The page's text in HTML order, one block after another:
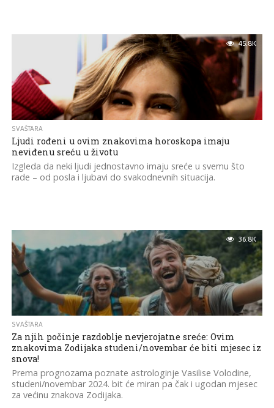
45.8K
SVAŠTARA
Ljudi rođeni u ovim znakovima horoskopa imaju
neviđenu sreću u životu
Izgleda da neki ljudi jednostavno imaju sreće u svemu što
rade – od posla i ljubavi do svakodnevnih situacija.
36.8K
SVAŠTARA
Za njih počinje razdoblje nevjerojatne sreće: Ovim
znakovima Zodijaka studeni/novembar će biti mjesec iz
snova!
Prema prognozama poznate astrologinje Vasilise Volodine,
studeni/novembar 2024. bit će miran pa čak i ugodan mjesec
za većinu znakova Zodijaka.